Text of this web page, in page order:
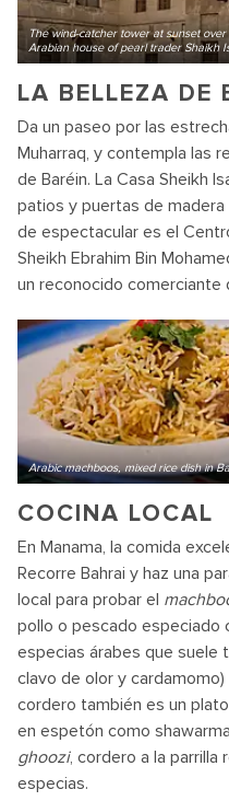
The wind-catcher tower at sunset
Arabian house of pearl trader Shaikh
LA BELLEZA DE
Da un paseo por las
Muharraq, y contempla las
de Baréin. La Casa Sheikh
patios y puertas de
de espectacular es el
Sheikh Ebrahim Bin
un reconocido comerciante
Arabic machboos, mixed rice dish in
COCINA LOCAL
En Manama, la comida
Recorre Bahrai y haz una
local para probar el
pollo o pescado especiado
especias árabes que suele
clavo de olor y
cordero también es un
en espetón como
ghoozi, cordero a la parrilla
especias.